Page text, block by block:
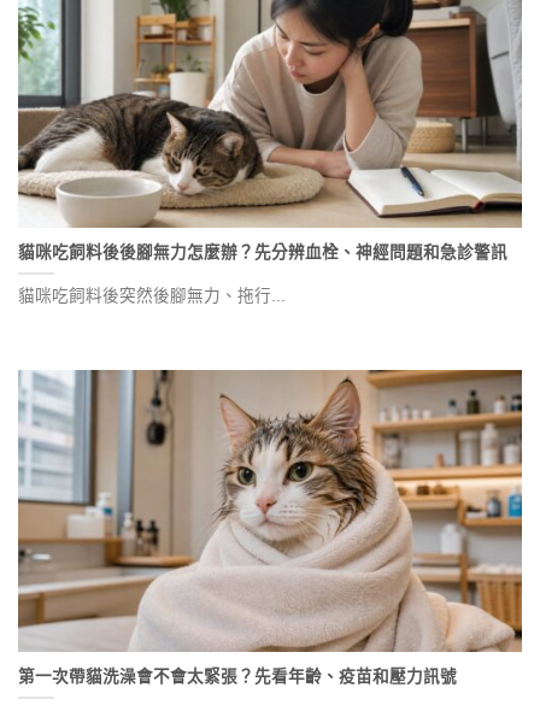
貓咪吃飼料後後腳無力怎麼辦？先分辨血栓、神經問題和急診警訊
貓咪吃飼料後突然後腳無力、拖行...
第一次帶貓洗澡會不會太緊張？先看年齡、疫苗和壓力訊號